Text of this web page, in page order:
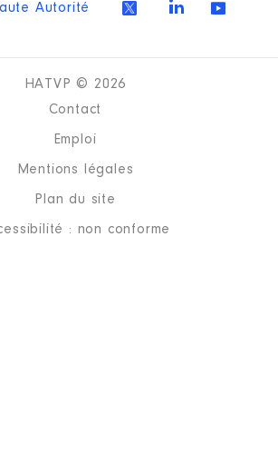
Autorité
HATVP © 2026
Contact
Emploi
Mentions légales
Plan du site
: non conforme